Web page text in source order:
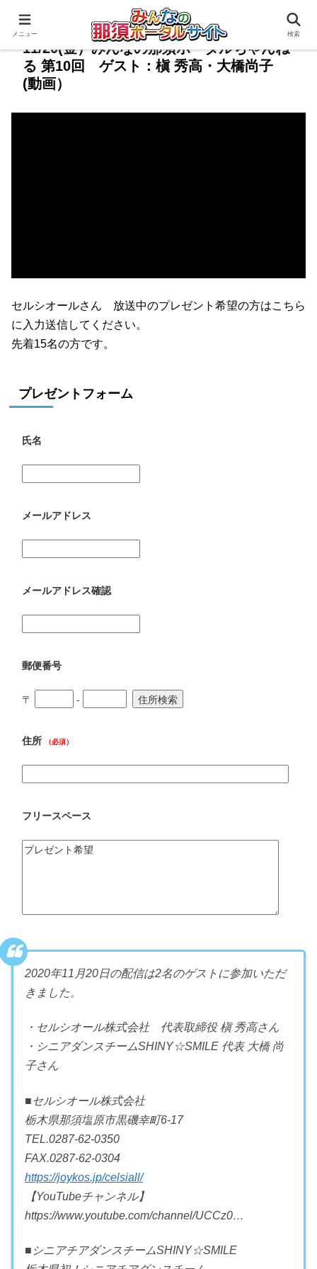
11/20(金）みんなの那須ポータルちゃんね
る 第10回 ゲスト：槇 秀高・大橋尚子
(動画）
セルシオールさん 放送中のプレゼント希望の方はこちら
に入力送信してください。
先着15名の方です。
プレゼントフォーム
2020年11月20日の配信は2名のゲストに参加いただ
きました。
・セルシオール株式会社 代表取締役 槇 秀高さん
・シニアダンスチームSHINY☆SMILE 代表 大橋 尚
子さん
■セルシオール株式会社
栃木県那須塩原市黒磯幸町6-17
TEL.0287-62-0350
FAX.0287-62-0304
https://joykos.jp/celsiall/
【YouTubeチャンネル】
https://www.youtube.com/channel/UCCz0…
■シニアチアダンスチームSHINY☆SMILE
メニュー 検索